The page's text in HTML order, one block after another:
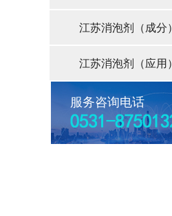
江苏消泡剂（成分）
江苏消泡剂（应用）
服务咨询电话